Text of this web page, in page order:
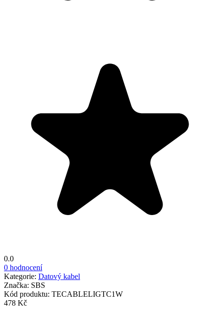
0.0
0 hodnocení
Kategorie: Datový kabel
Značka: SBS
Kód produktu: TECABLELIGTC1W
478 Kč